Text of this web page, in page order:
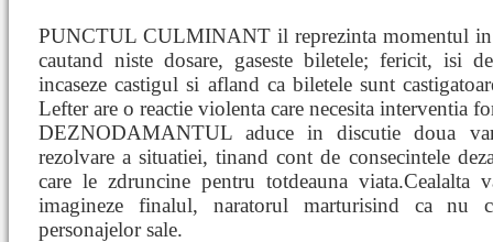
PUNCTUL CULMINANT il reprezinta momentul in
cautand niste dosare, gaseste biletele; fericit, isi
incaseze castigul si afland ca biletele sunt
Lefter are o reactie violenta care necesita interventia
DEZNODAMANTUL aduce in discutie doua
rezolvare a situatiei, tinand cont de consecintele
care le zdruncine pentru totdeauna
imagineze finalul, naratorul marturisind ca nu
personajelor sale.